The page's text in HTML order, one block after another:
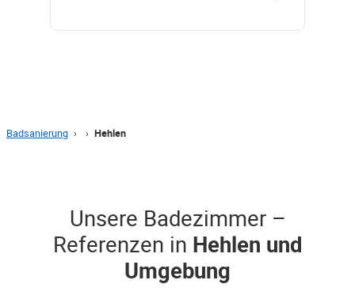
Badsanierung › › Hehlen
Unsere Badezimmer –
Referenzen in Hehlen und
Umgebung